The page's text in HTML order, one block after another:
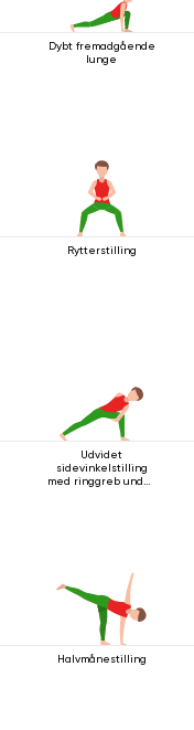
Dybt fremadgående
lunge
Rytterstilling
Udvidet
sidevinkelstilling
med ringgreb under
Halvmånestilling